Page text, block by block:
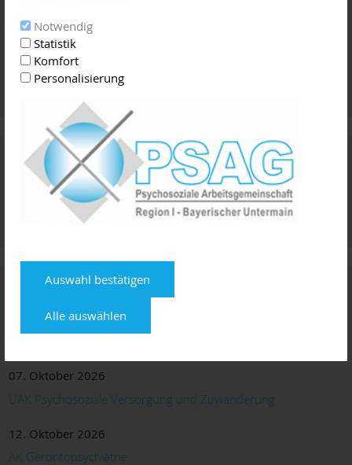
Notwendig
Statistik
Komfort
Personalisierung
Auswahl bestätigen
Alle auswählen
Vermittlung von Arztterminen und
Psychotherapie
Terminservicestelle der Kassenärztlichen Vereinigung
Rufnummer 116 117
Termine
24. September 2026
07. Oktober 2026
UAK Psychosoziale Versorgung und Zuwanderung
12. Oktober 2026
AK Gerontopsychiatrie